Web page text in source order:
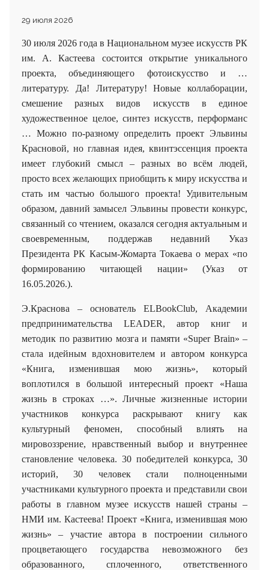
29 июля 2026
30 июля 2026 года в Национальном музее искусств РК
им. А. Кастеева состоится открытие уникального
проекта, объединяющего фотоискусство и …
литературу. Да! Литературу! Новые коллаборации,
смешение разных видов искусств в единое
художественное целое, синтез искусств, перформанс
… Можно по-разному определить проект Эльвины
Красновой, но главная идея, квинтэссенция проекта
имеет глубокий смысл – разных во всём людей,
просто всех желающих приобщить к миру искусства и
стать им частью большого проекта! Удивительным
образом, давний замысел Эльвины провести конкурс,
связанный со чтением, оказался сегодня актуальным и
своевременным, поддержав недавний Указ
Президента РК Касым-Жомарта Токаева о мерах «по
формированию читающей нации» (Указ от
16.05.2026.).
Э.Краснова – основатель ELBookClub, Академии
предпринимательства LEADER, автор книг и
методик по развитию мозга и памяти «Super Brain» –
стала идейным вдохновителем и автором конкурса
«Книга, изменившая мою жизнь», который
воплотился в большой интересный проект «Наша
жизнь в строках …». Личные жизненные истории
участников конкурса раскрывают книгу как
культурный феномен, способный влиять на
мировоззрение, нравственный выбор и внутреннее
становление человека. 30 победителей конкурса, 30
историй, 30 человек стали полноценными
участниками культурного проекта и представили свои
работы в главном музее искусств нашей страны –
НМИ им. Кастеева! Проект «Книга, изменившая мою
жизнь» – участие автора в построении сильного
процветающего государства невозможного без
образованного, сплоченного, ответственного